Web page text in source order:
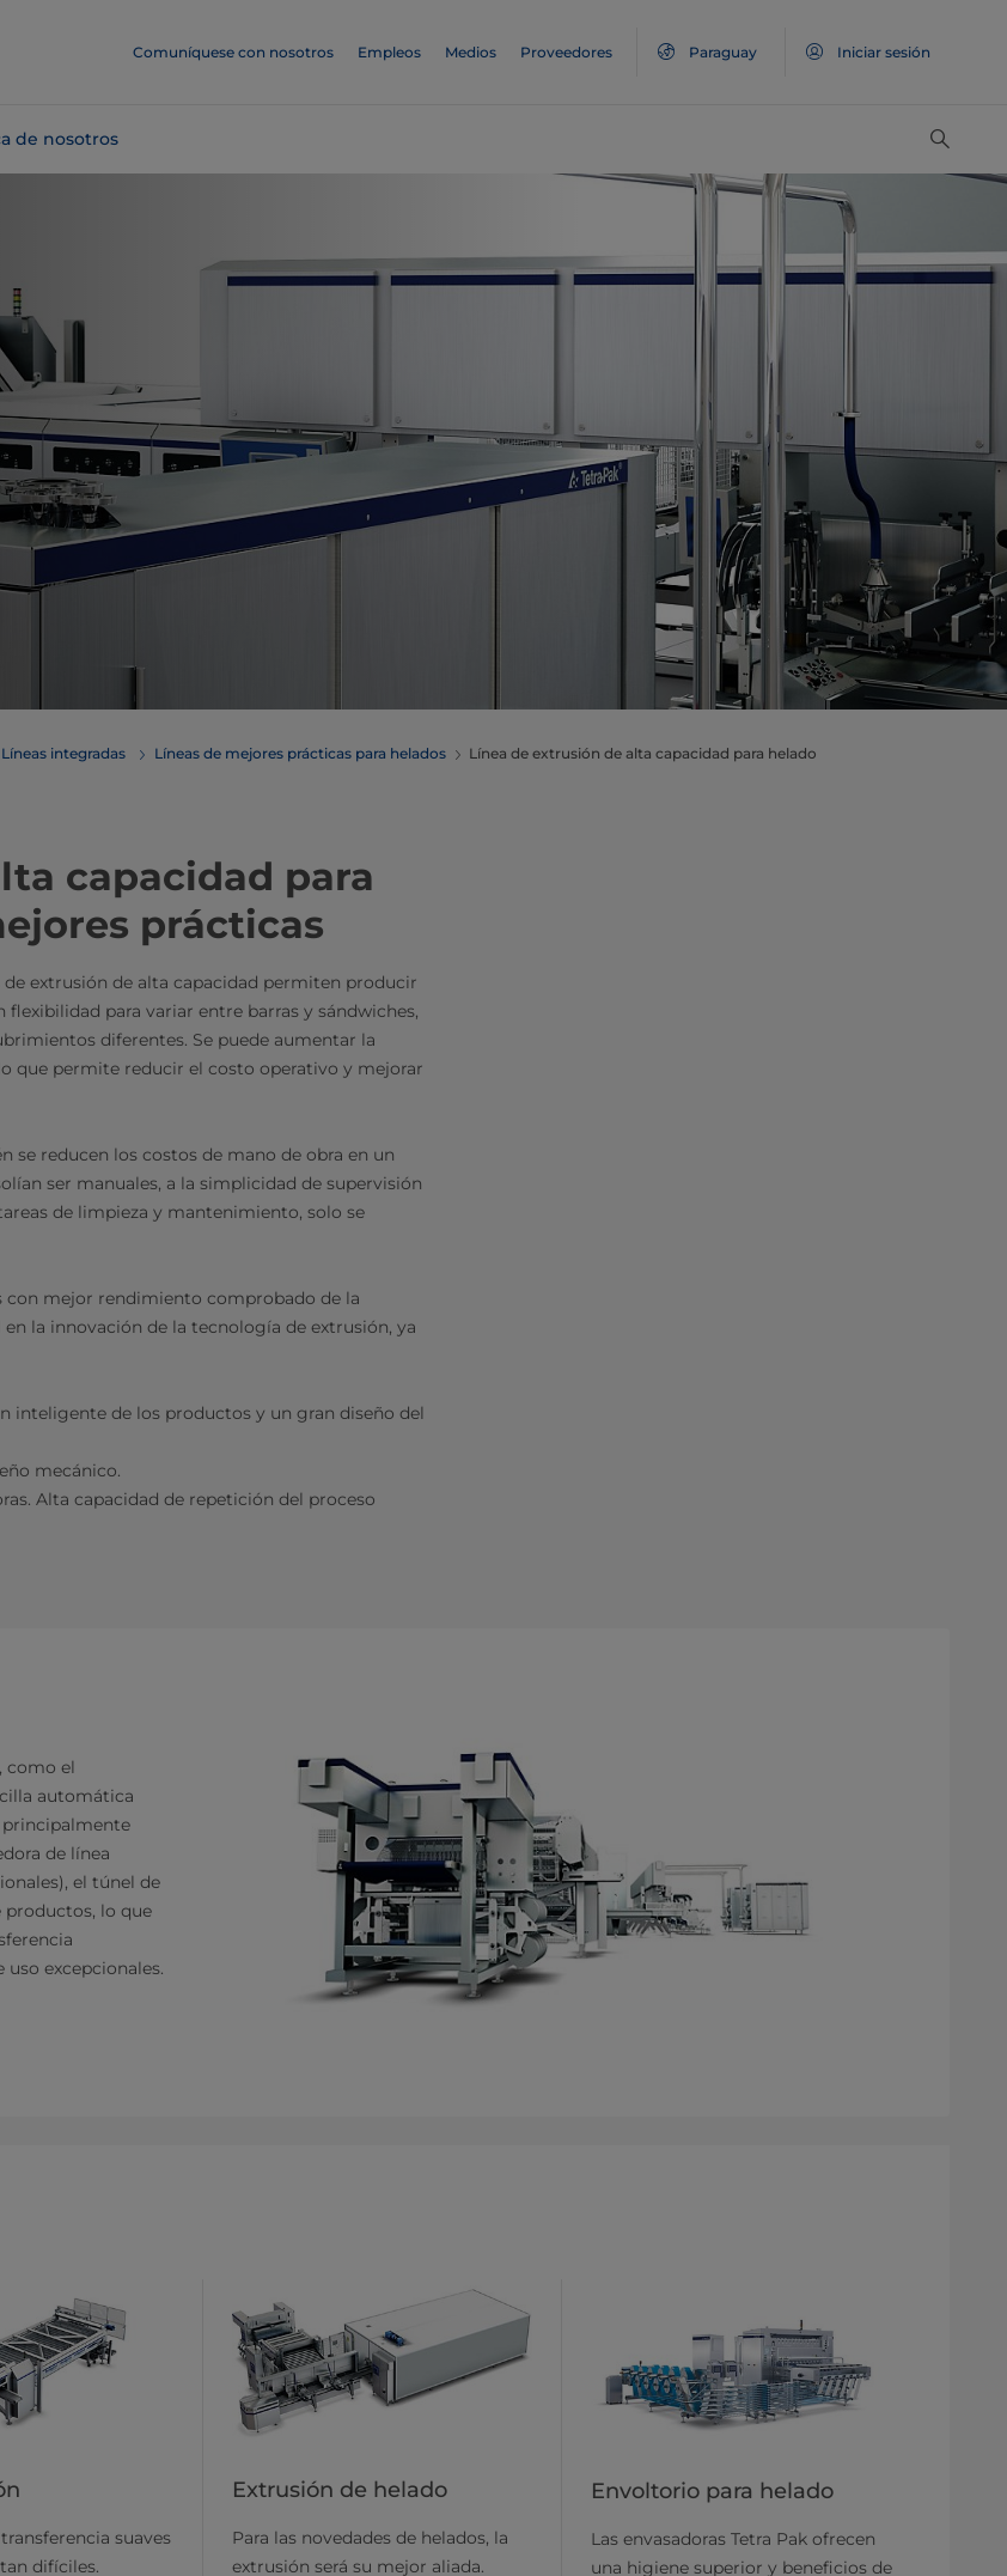
Comuníquese con nosotros Empleos Medios Proveedores Paraguay Iniciar sesión
de nosotros
Líneas integradas Líneas de mejores prácticas para helados Línea de extrusión de alta capacidad para helado
capacidad para
prácticas
extrusión de alta capacidad permiten producir
para variar entre barras y sándwiches,
diferentes. Se puede aumentar la
que permite reducir el costo operativo y mejorar
se reducen los costos de mano de obra en un
ser manuales, a la simplicidad de supervisión
de limpieza y mantenimiento, solo se
con mejor rendimiento comprobado de la
la innovación de la tecnología de extrusión, ya
inteligente de los productos y un gran diseño del
mecánico.
Alta capacidad de repetición del proceso
como el
automática
de línea
el túnel de
productos, lo que
excepcionales.
suaves
difíciles.
Extrusión de helado
Para las novedades de helados, la
extrusión será su mejor aliada.
Envoltorio para helado
Las envasadoras Tetra Pak ofrecen
una higiene superior y beneficios de